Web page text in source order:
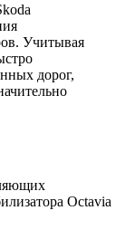
Учитывая
дорог,
Octavia